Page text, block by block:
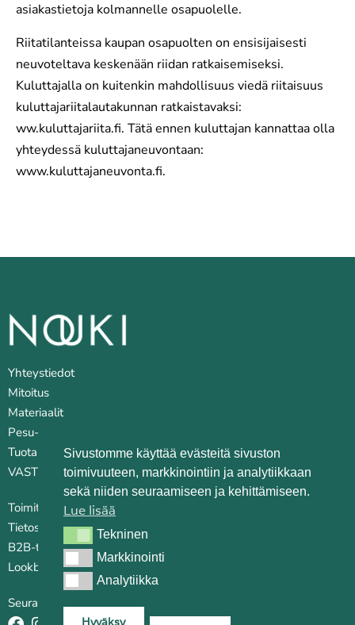
Sivustomme käyttää evästeitä sivuston
toimivuuteen, markkinointiin ja analytiikkaan
sekä niiden seuraamiseen ja kehittämiseen.
Lue lisää
TekninenTekninen
MarkkinointiMarkkinointi
AnalytiikkaAnalytiikka
Hyväksy
asiakastietoja kolmannelle osapuolelle.
Riitatilanteissa kaupan osapuolten on ensisijaisesti
neuvoteltava keskenään riidan ratkaisemiseksi.
Kuluttajalla on kuitenkin mahdollisuus viedä riitaisuus
kuluttajariitalautakunnan ratkaistavaksi:
ww.kuluttajariita.fi. Tätä ennen kuluttajan kannattaa olla
yhteydessä kuluttajaneuvontaan:
www.kuluttajaneuvonta.fi.
Yhteystiedot
Mitoitus
Materiaalit
Pesu- ja huoltovinkkejä
Tuotantopaikat
VASTUULLISUUS
Toimitusehdot
Tietosuojaseloste
B2B-tilauskanava
Lookbook
Seuraa somessa: